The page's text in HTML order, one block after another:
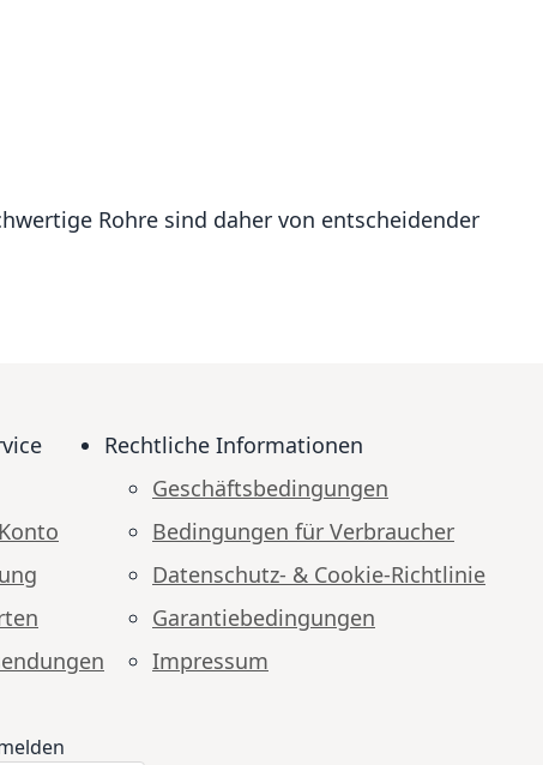
Rohre sind daher von entscheidender
Rechtliche Informationen
Geschäftsbedingungen
Bedingungen für Verbraucher
Datenschutz- & Cookie-Richtlinie
Garantiebedingungen
Impressum